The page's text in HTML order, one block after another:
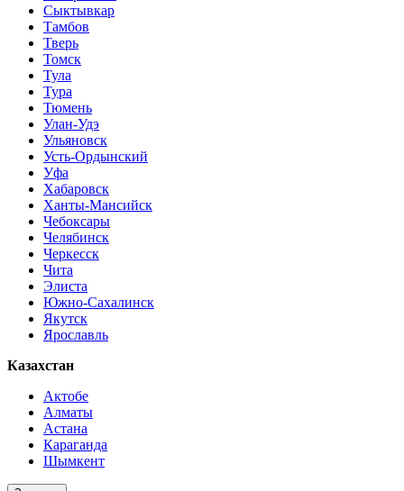
Сыктывкар
Тамбов
Тверь
Томск
Тула
Тура
Тюмень
Улан-Удэ
Ульяновск
Усть-Ордынский
Уфа
Хабаровск
Ханты-Мансийск
Чебоксары
Челябинск
Черкесск
Чита
Элиста
Южно-Сахалинск
Якутск
Ярославль
Казахстан
Актобе
Алматы
Астана
Караганда
Шымкент